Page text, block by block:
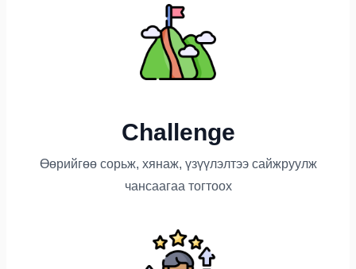
Сhallenge
Өөрийгөө сорьж, хянаж, үзүүлэлтээ сайжруулж
чансаагаа тогтоох